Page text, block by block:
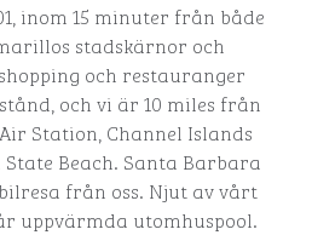
inom 15 minuter från både
stadskärnor och
och restauranger
och vi är 10 miles från
Station, Channel Islands
Beach. Santa Barbara
från oss. Njut av vårt
uppvärmda utomhuspool.